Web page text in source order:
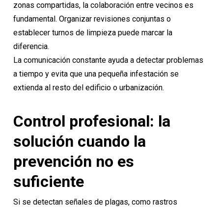
zonas compartidas, la colaboración entre vecinos es
fundamental. Organizar revisiones conjuntas o
establecer turnos de limpieza puede marcar la
diferencia.
La comunicación constante ayuda a detectar problemas
a tiempo y evita que una pequeña infestación se
extienda al resto del edificio o urbanización.
Control profesional: la
solución cuando la
prevención no es
suficiente
Si se detectan señales de plagas, como rastros